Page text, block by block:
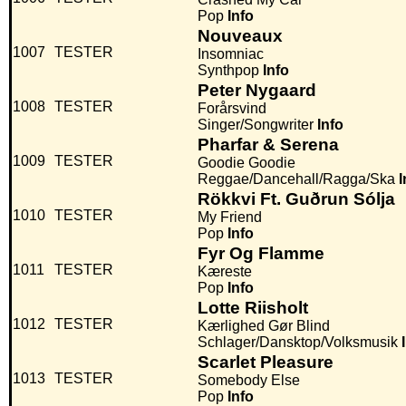
Pop Info
1007 TESTER
Nouveaux
Insomniac
Synthpop Info
1008 TESTER
Peter Nygaard
Forårsvind
Singer/Songwriter Info
1009 TESTER
Pharfar & Serena
Goodie Goodie
Reggae/Dancehall/Ragga/Ska
1010 TESTER
Rökkvi Ft. Guðrun Sólja
My Friend
Pop Info
1011 TESTER
Fyr Og Flamme
Kæreste
Pop Info
1012 TESTER
Lotte Riisholt
Kærlighed Gør Blind
Schlager/Dansktop/Volksmusik
1013 TESTER
Scarlet Pleasure
Somebody Else
Pop Info